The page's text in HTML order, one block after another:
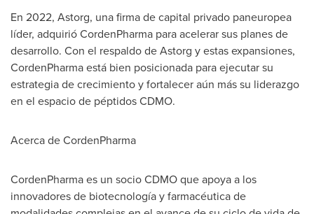
En 2022, Astorg, una firma de capital privado paneuropea
líder, adquirió CordenPharma para acelerar sus planes de
desarrollo. Con el respaldo de Astorg y estas expansiones,
CordenPharma está bien posicionada para ejecutar su
estrategia de crecimiento y fortalecer aún más su liderazgo
en el espacio de péptidos CDMO.
Acerca de CordenPharma
CordenPharma es un socio CDMO que apoya a los
innovadores de biotecnología y farmacéutica de